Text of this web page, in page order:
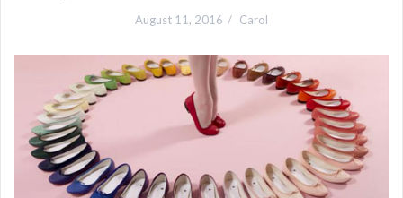
August 11, 2016 Carol